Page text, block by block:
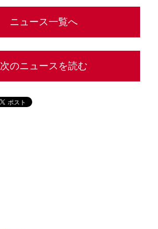
ニュース一覧へ
次のニュースを読む